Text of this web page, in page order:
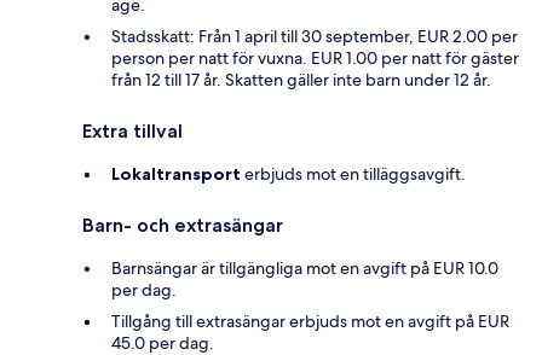
age.
Stadsskatt: Från 1 april till 30 september, EUR 2.00 per
person per natt för vuxna. EUR 1.00 per natt för gäster
från 12 till 17 år. Skatten gäller inte barn under 12 år.
Extra tillval
Lokaltransport erbjuds mot en tilläggsavgift.
Barn- och extrasängar
Barnsängar är tillgängliga mot en avgift på EUR 10.0
per dag.
Tillgång till extrasängar erbjuds mot en avgift på EUR
45.0 per dag.